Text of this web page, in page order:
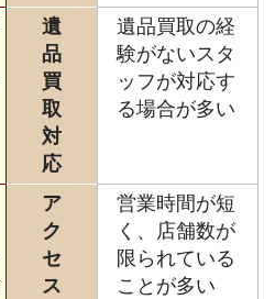
遺
品
買
取
対
応
遺品買取の経
験がないスタ
ッフが対応す
る場合が多い
ア
ク
セ
ス
営業時間が短
く、店舗数が
限られている
ことが多い